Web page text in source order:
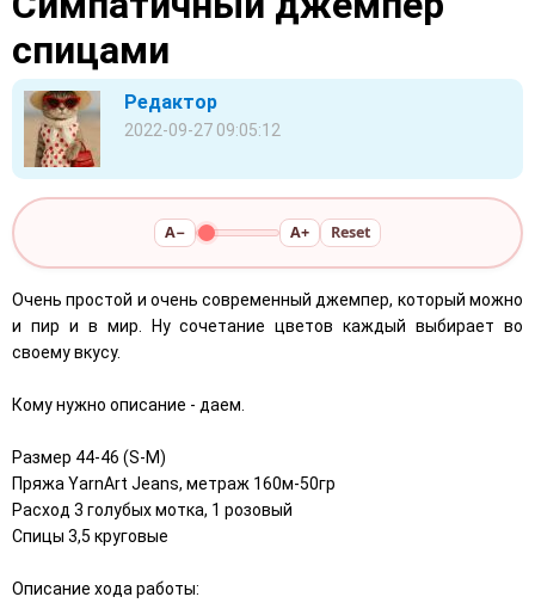
спицами
Редактор
2022-09-27 09:05:12
A− A+ Reset
Очень простой и очень современный джемпер, который можно
и пир и в мир. Ну сочетание цветов каждый выбирает во
своему вкусу.
Кому нужно описание - даем.
Размер 44-46 (S-M)
Пряжа YarnArt Jeans, метраж 160м-50гр
Расход 3 голубых мотка, 1 розовый
Спицы 3,5 круговые
Описание хода работы: